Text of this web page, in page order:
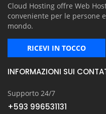
Cloud Hosting offre Web
conveniente per le persone
mondo.
RICEVI IN TOCCO
INFORMAZIONI SUI
Supporto 24/7
+593 996531131